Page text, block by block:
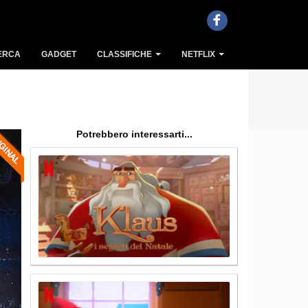
GADGET CLASSIFICHE NETFLIX
Potrebbero interessarti...